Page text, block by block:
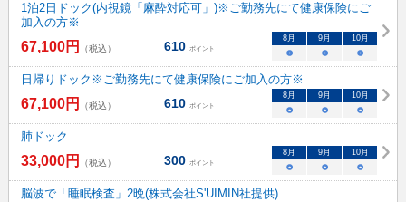
1泊2日ドック(内視鏡「麻酔対応可」)※ご勤務先にて健康保険にご
加入の方※
67,100円 （税込） 610 ポイント
8月 9月 10月
○ ○ ○
日帰りドック※ご勤務先にて健康保険にご加入の方※
67,100円 （税込） 610 ポイント
8月 9月 10月
○ ○ ○
肺ドック
33,000円 （税込） 300 ポイント
8月 9月 10月
○ ○ ○
脳波で「睡眠検査」2晩(株式会社S'UIMIN社提供)